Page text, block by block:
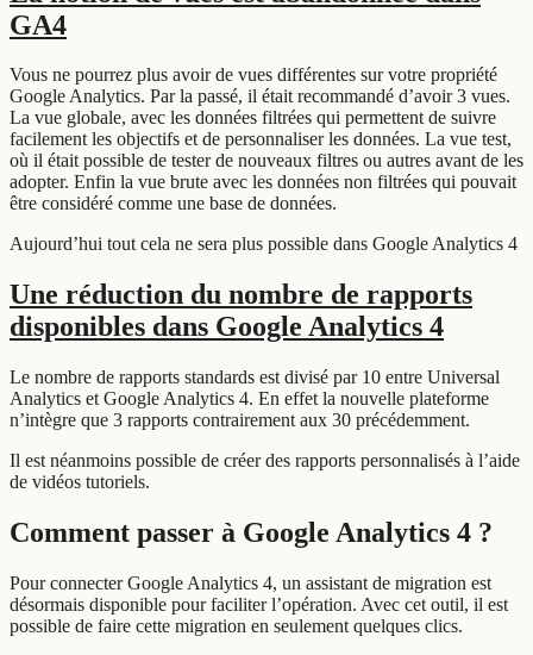
GA4
Vous ne pourrez plus avoir de vues différentes sur votre propriété
Google Analytics. Par la passé, il était recommandé d’avoir 3 vues.
La vue globale, avec les données filtrées qui permettent de suivre
facilement les objectifs et de personnaliser les données. La vue test,
où il était possible de tester de nouveaux filtres ou autres avant de les
adopter. Enfin la vue brute avec les données non filtrées qui pouvait
être considéré comme une base de données.
Aujourd’hui tout cela ne sera plus possible dans Google Analytics 4
Une réduction du nombre de rapports
disponibles dans Google Analytics 4
Le nombre de rapports standards est divisé par 10 entre Universal
Analytics et Google Analytics 4. En effet la nouvelle plateforme
n’intègre que 3 rapports contrairement aux 30 précédemment.
Il est néanmoins possible de créer des rapports personnalisés à l’aide
de vidéos tutoriels.
Comment passer à Google Analytics 4 ?
Pour connecter Google Analytics 4, un assistant de migration est
désormais disponible pour faciliter l’opération. Avec cet outil, il est
possible de faire cette migration en seulement quelques clics.